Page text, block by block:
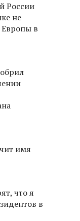
России
не
Европы в
имя
что я
в